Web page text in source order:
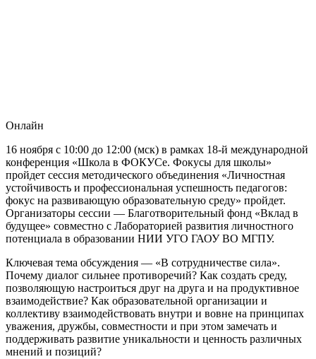
Онлайн
16 ноября с 10:00 до 12:00 (мск) в рамках 18-й международной
конференция «Школа в ФОКУСе. Фокусы для школы»
пройдет сессия методического объединения «Личностная
устойчивость и профессиональная успешность педагогов:
фокус на развивающую образовательную среду» пройдет.
Организаторы сессии — Благотворительный фонд «Вклад в
будущее» совместно с Лабораторией развития личностного
потенциала в образовании НИИ УГО ГАОУ ВО МГПУ.
Ключевая тема обсуждения — «В сотрудничестве сила».
Почему диалог сильнее противоречий? Как создать среду,
позволяющую настроиться друг на друга и на продуктивное
взаимодействие? Как образовательной организации и
коллективу взаимодействовать внутри и вовне на принципах
уважения, дружбы, совместности и при этом замечать и
поддерживать развитие уникальности и ценность различных
мнений и позиций?